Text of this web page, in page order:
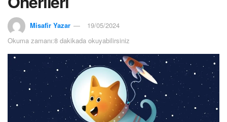
Misafir Yazar
19/05/2024
Okuma zamanı:8 dakikada okuyabilirsiniz